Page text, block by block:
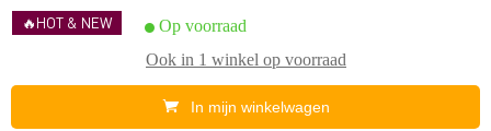
🔥HOT & NEW
Op voorraad
Ook in 1 winkel op voorraad
In mijn winkelwagen